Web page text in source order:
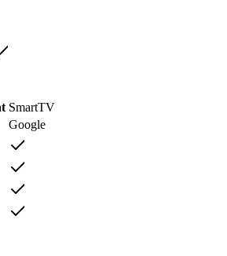
SmartTV
Google